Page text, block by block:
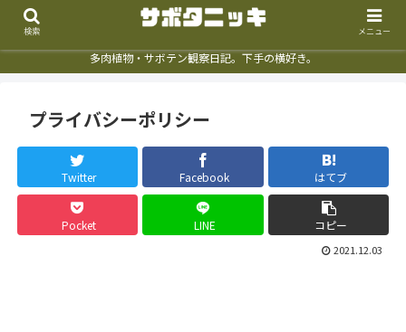
多肉植物・サボテン観察日記。下手の横好き。
プライバシーポリシー
Twitter Facebook はてブ
Pocket LINE コピー
2021.12.03
検索 メニュー